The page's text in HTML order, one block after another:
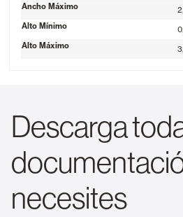
Ancho Máximo
Alto Mínimo
Alto Máximo
Descarga
necesites